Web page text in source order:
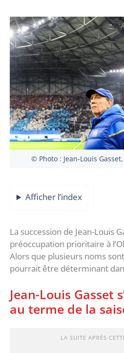
© Photo : Jean-Louis
Afficher l’index
La succession de Jean-Louis
préoccupation prioritaire à
Alors que plusieurs noms
pourrait être déterminant
Jean-Louis Gasset
au terme de la
LA SUITE APRÈS